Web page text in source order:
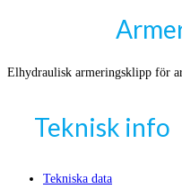
Elhydraulisk armeringsklipp för
Teknisk info
Tekniska data